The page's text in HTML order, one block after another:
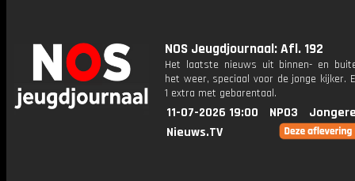
NOS Jeugdjournaal: Afl. 192
Het laatste nieuws uit binnen- en
het weer, speciaal voor de jonge kijker.
1 extra met gebarentaal.
11-07-2026 19:00 NPO3
Nieuws.TV